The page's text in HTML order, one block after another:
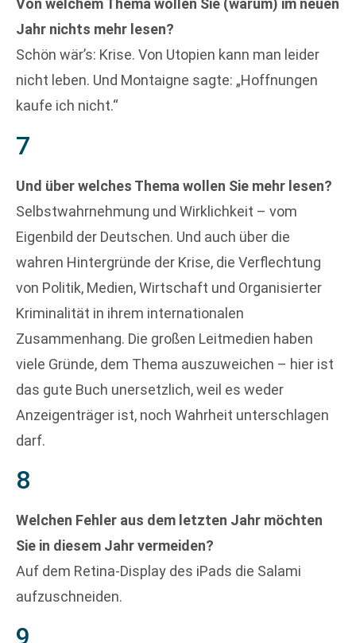
Von welchem Thema wollen Sie (warum) im neuen
Jahr nichts mehr lesen?
Schön wär’s: Krise. Von Utopien kann man leider
nicht leben. Und Montaigne sagte: „Hoffnungen
kaufe ich nicht.“
7
Und über welches Thema wollen Sie mehr lesen?
Selbstwahrnehmung und Wirklichkeit – vom
Eigenbild der Deutschen. Und auch über die
wahren Hintergründe der Krise, die Verflechtung
von Politik, Medien, Wirtschaft und Organisierter
Kriminalität in ihrem internationalen
Zusammenhang. Die großen Leitmedien haben
viele Gründe, dem Thema auszuweichen – hier ist
das gute Buch unersetzlich, weil es weder
Anzeigenträger ist, noch Wahrheit unterschlagen
darf.
8
Welchen Fehler aus dem letzten Jahr möchten
Sie in diesem Jahr vermeiden?
Auf dem Retina-Display des iPads die Salami
aufzuschneiden.
9